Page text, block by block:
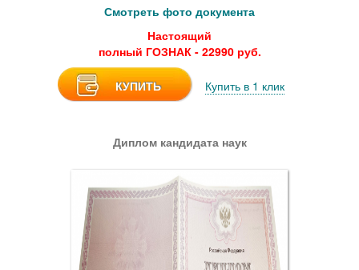
Смотреть фото документа
Настоящий
полный ГОЗНАК - 22990 руб.
КУПИТЬ Купить в 1 клик
Диплом кандидата наук